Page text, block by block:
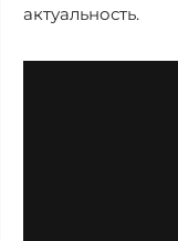
актуальность.